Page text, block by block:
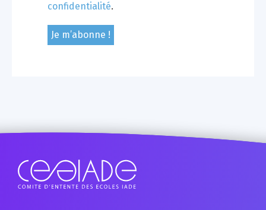
confidentialité.